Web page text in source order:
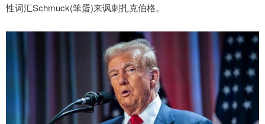
性词汇Schmuck(笨蛋)来讽刺扎克伯格。